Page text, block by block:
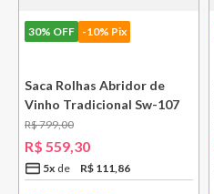
30% OFF -10% Pix
Saca Rolhas Abridor de
Vinho Tradicional Sw-107
Ply Le Creuset
R$799,00
R$ 559,30
5x R$ 111,86